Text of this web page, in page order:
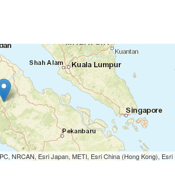
NRCAN, Esri Japan, METI, Esri China (Hong Kong), Esri